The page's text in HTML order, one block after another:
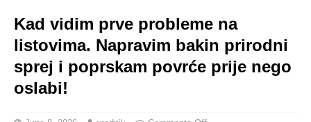
Kad vidim prve probleme na
listovima. Napravim bakin prirodni
sprej i poprskam povrće prije nego
oslabi!